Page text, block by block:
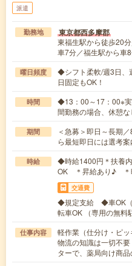
派遣
勤務地 東京都西多摩郡
東福生駅から徒歩20
車7分／福生駅から車
曜日頻度
◆シフト柔軟/週3日、
日固定もOK！
時間
◆13：00～17：00※
間勤務の場合、休憩
期間
＜急募＞即日～長期
ら最短即日には選考
時給
◆時給1400円＊扶養
OK ＊昇給あり♪ ＊
交通費
◆規定支給 ◆車OK（
転車OK （専用の無料
仕事内容
軽作業（仕分け・ピッ
物流の知識は一切不
ターで、薬局向け商